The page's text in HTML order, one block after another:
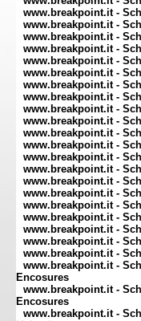
www.breakpoint.it -
www.breakpoint.it -
www.breakpoint.it -
www.breakpoint.it -
www.breakpoint.it -
www.breakpoint.it -
www.breakpoint.it -
www.breakpoint.it -
www.breakpoint.it -
www.breakpoint.it -
www.breakpoint.it -
www.breakpoint.it -
www.breakpoint.it -
www.breakpoint.it -
www.breakpoint.it -
www.breakpoint.it -
www.breakpoint.it -
www.breakpoint.it -
www.breakpoint.it -
www.breakpoint.it -
www.breakpoint.it -
www.breakpoint.it -
Encosures
www.breakpoint.it -
Encosures
www.breakpoint.it -